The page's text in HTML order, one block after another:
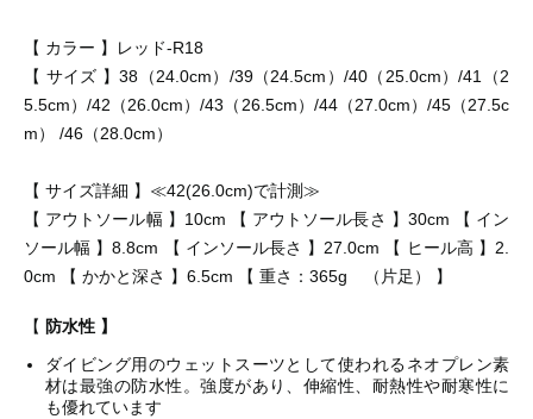
【 カラー 】レッド-R18
【 サイズ 】38（24.0cm）/39（24.5cm）/40（25.0cm）/41（2
5.5cm）/42（26.0cm）/43（26.5cm）/44（27.0cm）/45（27.5c
m） /46（28.0cm）
【 サイズ詳細 】≪42(26.0cm)で計測≫
【 アウトソール幅 】10cm 【 アウトソール長さ 】30cm 【 イン
ソール幅 】8.8cm 【 インソール長さ 】27.0cm 【 ヒール高 】2.
0cm 【 かかと深さ 】6.5cm 【 重さ：365g （片足） 】
【 防水性 】
ダイビング用のウェットスーツとして使われるネオプレン素
材は最強の防水性。強度があり、伸縮性、耐熱性や耐寒性に
も優れています